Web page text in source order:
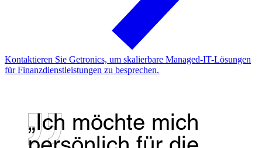
Kontaktieren Sie Getronics, um skalierbare Managed-IT-Lösungen
für Finanzdienstleistungen zu besprechen.
„Ich möchte mich